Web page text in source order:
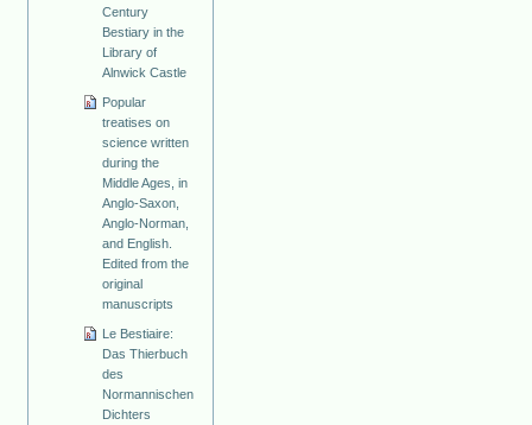
Century
Bestiary in the
Library of
Alnwick Castle
Popular
treatises on
science written
during the
Middle Ages, in
Anglo-Saxon,
Anglo-Norman,
and English.
Edited from the
original
manuscripts
Le Bestiaire:
Das Thierbuch
des
Normannischen
Dichters